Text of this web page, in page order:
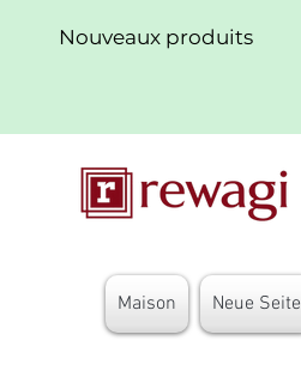
Nouveaux produits
Maison Neue Seite